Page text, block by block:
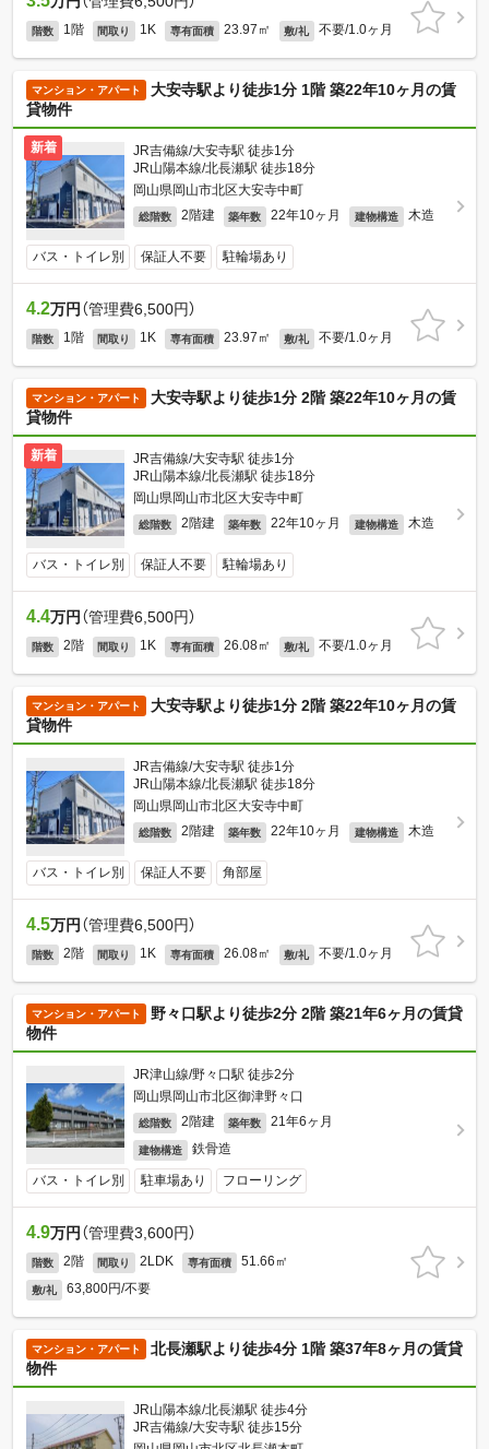
階数 1階 間取り 1K 専有面積 23.97㎡ 敷/礼 不要/1.0ヶ月
マンション・アパート
大安寺駅より徒歩1分 1階 築22年10ヶ月の賃
貸物件
新着
JR吉備線/大安寺駅 徒歩1分
JR山陽本線/北長瀬駅 徒歩18分
岡山県岡山市北区大安寺中町
総階数 2階建 築年数 22年10ヶ月 建物構造 木造
バス・トイレ別 保証人不要 駐輪場あり
4.2万円 （管理費6,500円）
階数 1階 間取り 1K 専有面積 23.97㎡ 敷/礼 不要/1.0ヶ月
マンション・アパート
大安寺駅より徒歩1分 2階 築22年10ヶ月の賃
貸物件
新着
JR吉備線/大安寺駅 徒歩1分
JR山陽本線/北長瀬駅 徒歩18分
岡山県岡山市北区大安寺中町
総階数 2階建 築年数 22年10ヶ月 建物構造 木造
バス・トイレ別 保証人不要 駐輪場あり
4.4万円 （管理費6,500円）
階数 2階 間取り 1K 専有面積 26.08㎡ 敷/礼 不要/1.0ヶ月
マンション・アパート
大安寺駅より徒歩1分 2階 築22年10ヶ月の賃
貸物件
JR吉備線/大安寺駅 徒歩1分
JR山陽本線/北長瀬駅 徒歩18分
岡山県岡山市北区大安寺中町
総階数 2階建 築年数 22年10ヶ月 建物構造 木造
バス・トイレ別 保証人不要 角部屋
4.5万円 （管理費6,500円）
階数 2階 間取り 1K 専有面積 26.08㎡ 敷/礼 不要/1.0ヶ月
マンション・アパート
野々口駅より徒歩2分 2階 築21年6ヶ月の賃貸
物件
JR津山線/野々口駅 徒歩2分
岡山県岡山市北区御津野々口
総階数 2階建 築年数 21年6ヶ月
建物構造 鉄骨造
バス・トイレ別 駐車場あり フローリング
4.9万円 （管理費3,600円）
階数 2階 間取り 2LDK 専有面積 51.66㎡
敷/礼 63,800円/不要
マンション・アパート
北長瀬駅より徒歩4分 1階 築37年8ヶ月の賃貸
物件
JR山陽本線/北長瀬駅 徒歩4分
JR吉備線/大安寺駅 徒歩15分